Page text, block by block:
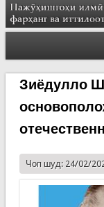
Зиёдулло
Чоп шуд: 24/02/